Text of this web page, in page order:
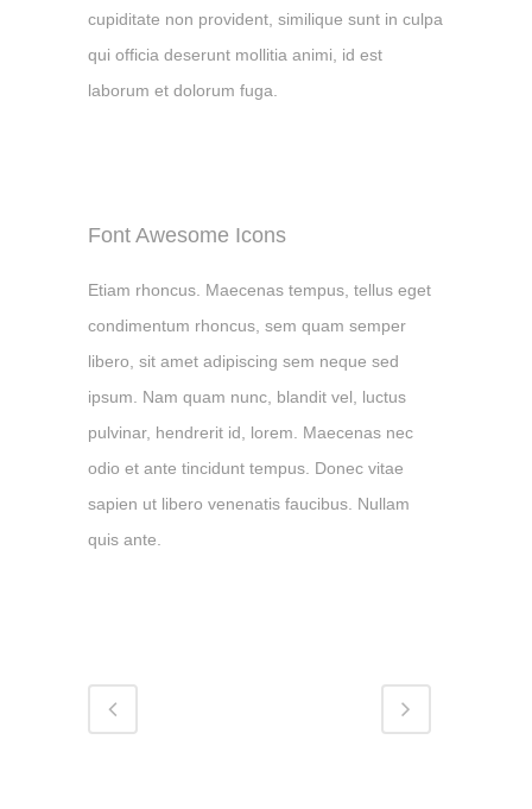
cupiditate non provident, similique sunt in culpa
qui officia deserunt mollitia animi, id est
laborum et dolorum fuga.
Font Awesome Icons
Etiam rhoncus. Maecenas tempus, tellus eget
condimentum rhoncus, sem quam semper
libero, sit amet adipiscing sem neque sed
ipsum. Nam quam nunc, blandit vel, luctus
pulvinar, hendrerit id, lorem. Maecenas nec
odio et ante tincidunt tempus. Donec vitae
sapien ut libero venenatis faucibus. Nullam
quis ante.